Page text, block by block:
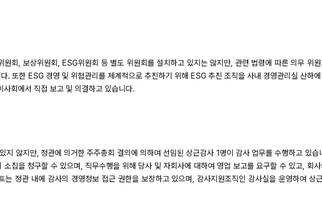
원회, 보상위원회, ESG위원회 등 별도 위원회를 설치하고 있지는 않지만, 관련 법령에 따른 의무 위
. 또한 ESG 경영 및 위험관리를 체계적으로 추진하기 위해 ESG 추진 조직을 사내 경영관리실 산하
회에서 직접 보고 및 의결하고 있습니다.
지 않지만, 정관에 의거한 주주총회 결의에 의하여 선임된 상근감사 1명이 감사 업무를 수행하고 있습
집을 청구할 수 있으며, 직무수행을 위해 당사 및 자회사에 대하여 영업 보고를 요구할 수 있고, 회
정관 내에 감사의 경영정보 접근 권한을 보장하고 있으며, 감사지원조직인 감사실을 운영하여 상